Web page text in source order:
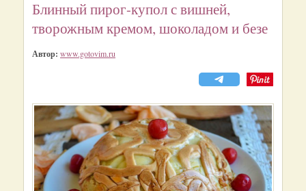
Блинный пирог-купол с вишней,
творожным кремом, шоколадом и безе
Автор: www.gotovim.ru